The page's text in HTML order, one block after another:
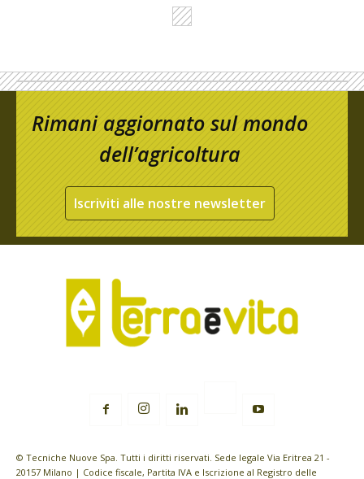
Rimani aggiornato sul mondo
dell’agricoltura
Iscriviti alle nostre newsletter
© Tecniche Nuove Spa. Tutti i diritti riservati. Sede legale Via Eritrea 21 -
20157 Milano | Codice fiscale, Partita IVA e Iscrizione al Registro delle